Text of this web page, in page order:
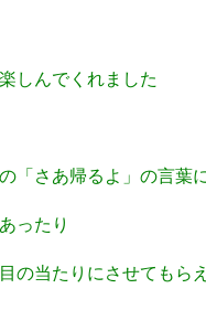
んでくれました
さあ帰るよ」の言葉
ったり
当たりにさせてもら